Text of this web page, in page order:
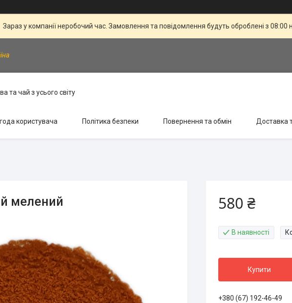
Зараз у компанії неробочий час. Замовлення та повідомлення будуть оброблені з
та чай з усього світу
користувача Політика безпеки Повернення та обмін Доставка
мелений 580 ₴
В наявності
Купити
+380 (67) 192-46-49